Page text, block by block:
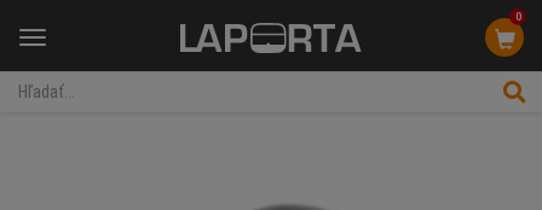
Menu
0